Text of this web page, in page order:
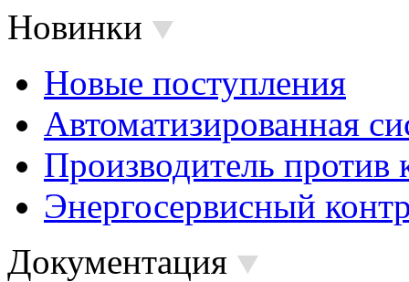
Новинки
Новые поступления
Автоматизированная
Производитель против
Энергосервисный
Документация